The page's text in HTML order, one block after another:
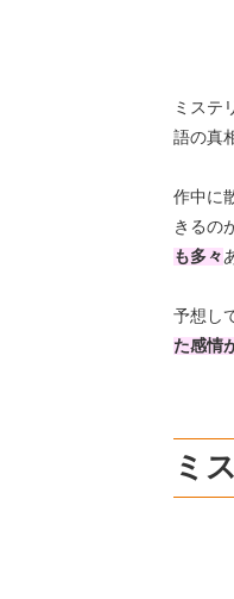
ミステ
語の真
作中に
きるの
も多々
予想し
た感情
ミ